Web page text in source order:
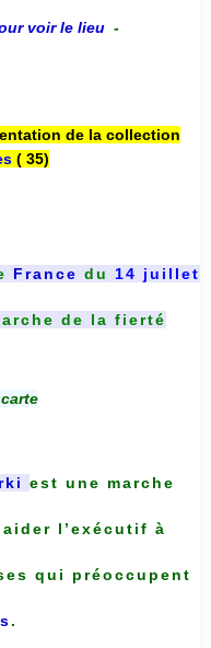
voir le lieu -
de la collection
( 35)
France du 14 juillet
de la fierté
est une marche
l’exécutif à
qui préoccupent
.